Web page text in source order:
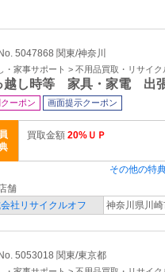
5047868 関東/神奈川
・家事サポート > 不用品買取・リサイク
越し時等 家具・家電 出
ーポン 画面提示クーポン
買取金額 20%ＵＰ
その他の特
舗
社リサイクルオフ
神奈川県川
5053018 関東/東京都